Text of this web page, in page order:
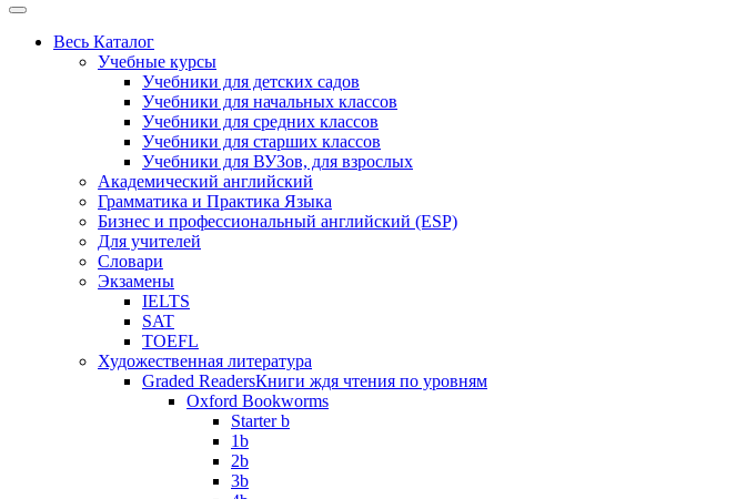
Весь Каталог
Учебные курсы
Учебники для детских садов
Учебники для начальных классов
Учебники для средних классов
Учебники для старших классов
Учебники для ВУЗов, для взрослых
Академический английский
Грамматика и Практика Языка
Бизнес и профессиональный английский (ESP)
Для учителей
Словари
Экзамены
IELTS
SAT
TOEFL
Художественная литература
Graded ReadersКниги ждя чтения по уровням
Oxford Bookworms
Starter b
1b
2b
3b